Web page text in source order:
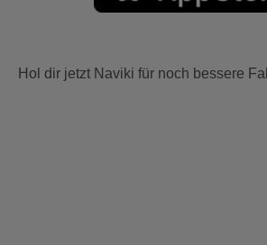
Hol dir jetzt Naviki für noch bessere